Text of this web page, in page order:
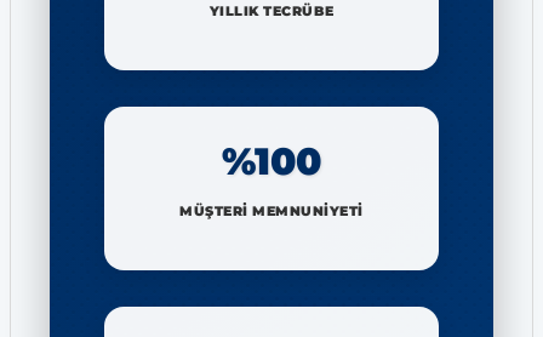
YILLIK TECRÜBE
%100
MÜŞTERİ MEMNUNİYETİ